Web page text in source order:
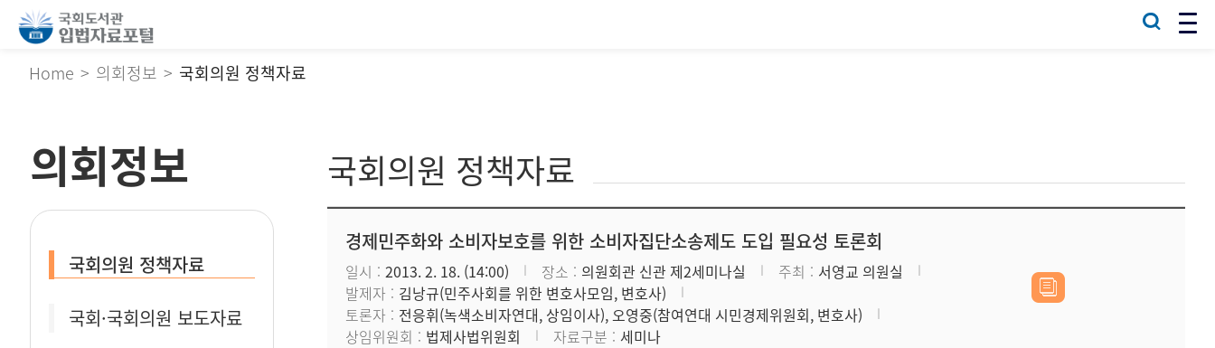
Home 의회정보 국회의원 정책자료
의회정보
국회의원 정책자료
국회·국회의원 보도자료
국회의원 정책자료
경제민주화와 소비자보호를 위한 소비자집단소송제도 도입 필요성 토론회
일시 2013. 2. 18. (14:00) 장소 의원회관 신관 제2세미나실 주최
서영교 의원실
발제자
김낭규(민주사회를 위한 변호사모임, 변호사)
토론자
전응휘(녹색소비자연대, 상임이사), 오영중(참여연대 시민경제위원회, 변호사)
상임위원회
법제사법위원회 자료구분 세미나